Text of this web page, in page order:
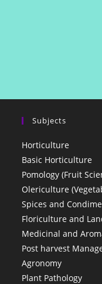
Subjects
Horticulture
Basic Horticulture
Pomology (Fruit
Olericulture
Spices and
Floriculture and
Medicinal and
Post harvest
Agronomy
Plant Pathology